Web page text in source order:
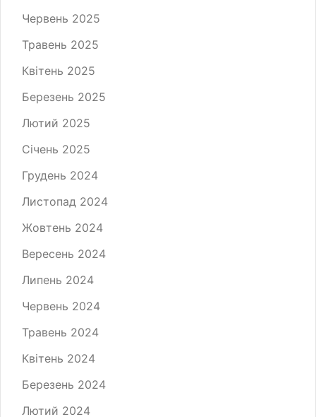
Червень 2025
Травень 2025
Квітень 2025
Березень 2025
Лютий 2025
Січень 2025
Грудень 2024
Листопад 2024
Жовтень 2024
Вересень 2024
Липень 2024
Червень 2024
Травень 2024
Квітень 2024
Березень 2024
Лютий 2024